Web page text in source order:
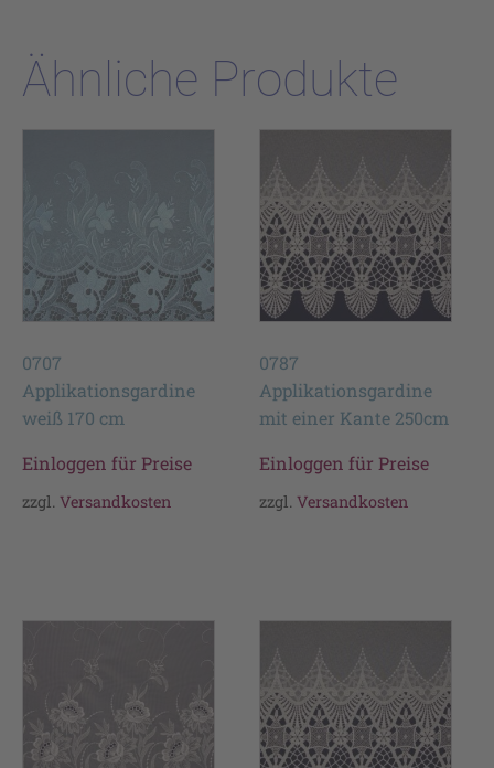
Ähnliche Produkte
0707
Applikationsgardine
weiß 170 cm
Einloggen für Preise
zzgl. Versandkosten
0787
Applikationsgardine
mit einer Kante 250cm
Einloggen für Preise
zzgl.Versandkosten